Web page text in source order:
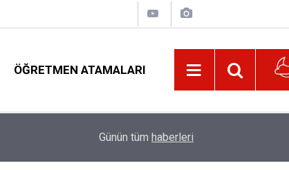
ÖĞRETMEN ATAMALARI
MEB, 2026-2027 Eğitim Yılı Kayıtlarında Yeni
Günün tüm haberleri